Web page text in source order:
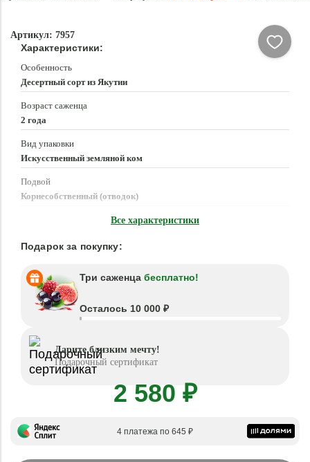
Артикул: 7957
Характеристики:
Особенность
Десертный сорт из Якутии
Возраст саженца
2 года
Вид упаковки
Искусственный земляной ком
Подвой
Корнесобственный (отводок)
Все характеристики
Подарок за покупку:
Три саженца бесплатно!
Осталось 10 000 ₽
Дарите близким мечту!
Подарочный сертификат
2 580 ₽
4 платежа по 645 ₽